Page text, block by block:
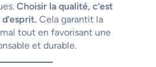
Choisir la qualité, c’est
Cela garantit la
tout en favorisant une
et durable.